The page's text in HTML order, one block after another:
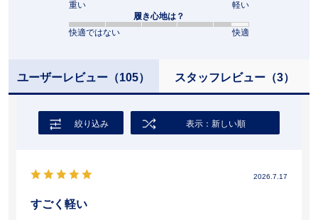
重い
軽い
履き心地は？
快適ではない
快適
ユーザーレビュー （105） スタッフレビュー（3）
絞り込み 表示：新しい順
2026.7.17
すごく軽い